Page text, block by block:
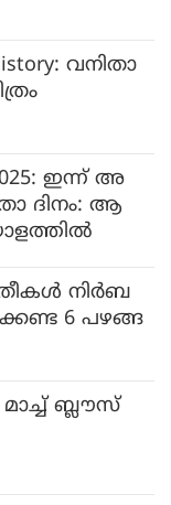
വനിതാ
ഇന്ന് അ
ദിനം: ആ
നിർബ
6 പഴങ്ങ
ബ്ലൗസ്